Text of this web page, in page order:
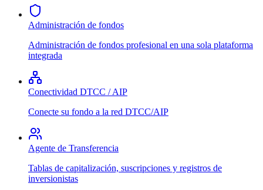
Administración de fondos
Administración de fondos profesional en una sola plataforma
integrada
Conectividad DTCC / AIP
Conecte su fondo a la red DTCC/AIP
Agente de Transferencia
Tablas de capitalización, suscripciones y registros de
inversionistas